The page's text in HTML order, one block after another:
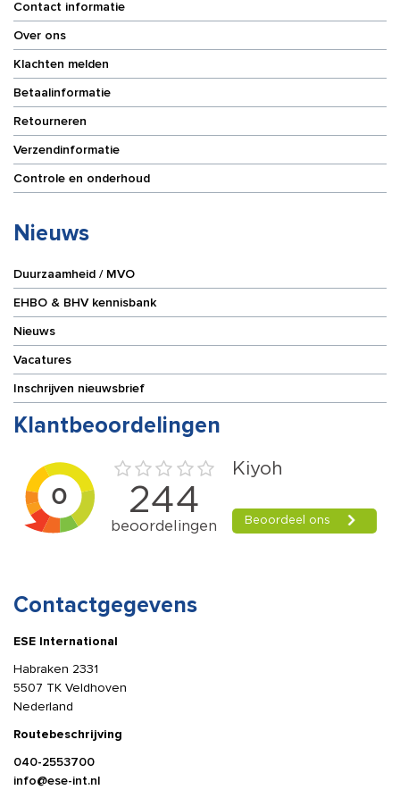
Contact informatie
Over ons
Klachten melden
Betaalinformatie
Retourneren
Verzendinformatie
Controle en onderhoud
Nieuws
Duurzaamheid / MVO
EHBO & BHV kennisbank
Nieuws
Vacatures
Inschrijven nieuwsbrief
Klantbeoordelingen
Contactgegevens
ESE International
Habraken 2331
5507 TK Veldhoven
Nederland
Routebeschrijving
040-2553700
info@ese-int.nl